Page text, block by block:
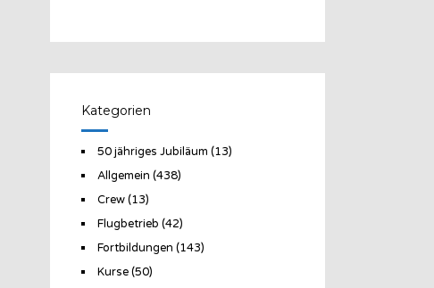
Kategorien
50 jähriges Jubiläum (13)
Allgemein (438)
Crew(13)
Flugbetrieb (42)
Fortbildungen (143)
Kurse(50)